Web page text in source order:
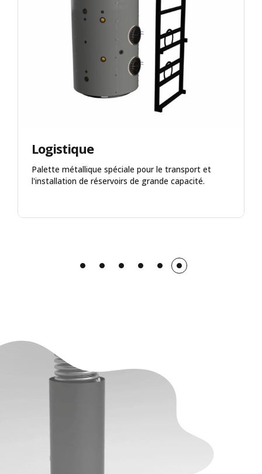
Logistique
Palette métallique spéciale pour le transport et
l'installation de réservoirs de grande capacité.